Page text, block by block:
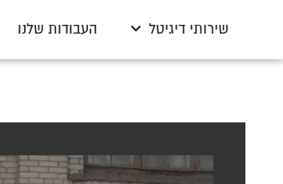
שירותי דיגיטל העבודות שלנו